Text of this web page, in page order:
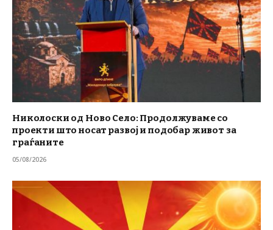
Николоски од Ново Село: Продолжуваме со
проекти што носат развој и подобар живот за
граѓаните
05/08/2026